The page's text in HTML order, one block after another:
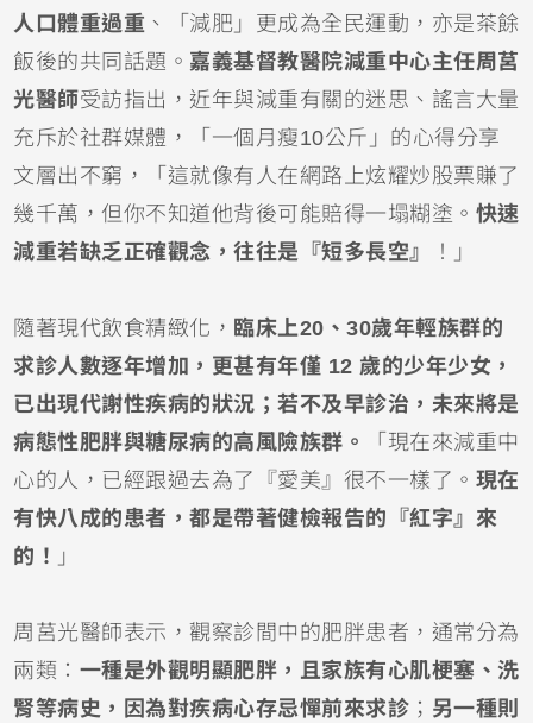
人口體重過重 、「減肥」更成為全民運動，亦是茶餘
飯後的共同話題。 嘉義基督教醫院減重中心主任周莒
光醫師受訪指出，近年與減重有關的迷思、謠言大量
充斥於社群媒體，「一個月瘦10公斤」的心得分享
文層出不窮，「這就像有人在網路上炫耀炒股票賺了
幾千萬，但你不知道他背後可能賠得一塌糊塗。 快速
減重若缺乏正確觀念，往往是『短多長空』
！」
隨著現代飲食精緻化， 臨床上20、30歲年輕族群的
求診人數逐年增加，更甚有年僅 12 歲的少年少女，
已出現代謝性疾病的狀況；若不及早診治，未來將是
病態性肥胖與糖尿病的高風險族群。
「現在來減重中
心的人，已經跟過去為了『愛美』很不一樣了。 現在
有快八成的患者，都是帶著健檢報告的『紅字』來
的！ 」
周莒光醫師表示，觀察診間中的肥胖患者，通常分為
兩類： 一種是外觀明顯肥胖，且家族有心肌梗塞、洗
腎等病史，因為對疾病心存忌憚前來求診 ； 另一種則